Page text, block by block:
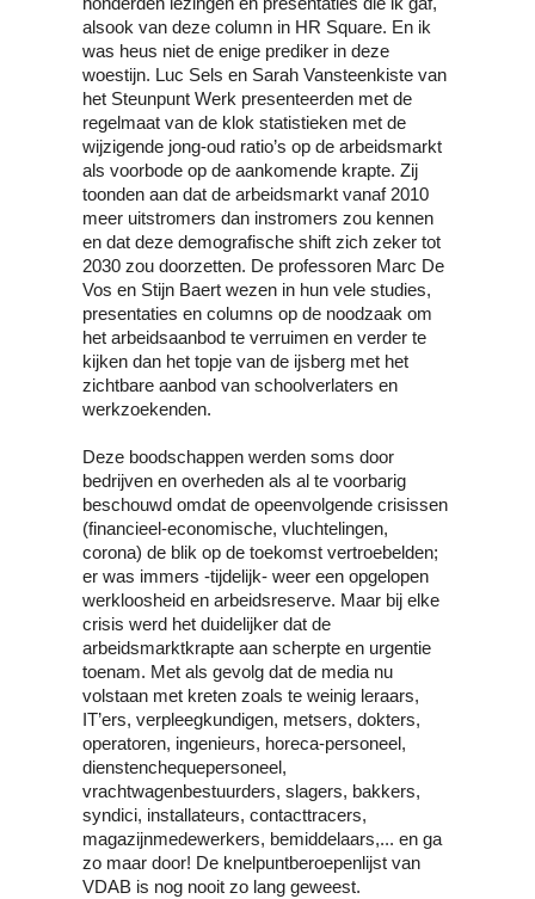
alsook van deze column in HR Square. En ik
was heus niet de enige prediker in deze
woestijn. Luc Sels en Sarah Vansteenkiste van
het Steunpunt Werk presenteerden met de
regelmaat van de klok statistieken met de
wijzigende jong-oud ratio’s op de arbeidsmarkt
als voorbode op de aankomende krapte. Zij
toonden aan dat de arbeidsmarkt vanaf 2010
meer uitstromers dan instromers zou kennen
en dat deze demografische shift zich zeker tot
2030 zou doorzetten. De professoren Marc De
Vos en Stijn Baert wezen in hun vele studies,
presentaties en columns op de noodzaak om
het arbeidsaanbod te verruimen en verder te
kijken dan het topje van de ijsberg met het
zichtbare aanbod van schoolverlaters en
werkzoekenden.
Deze boodschappen werden soms door
bedrijven en overheden als al te voorbarig
beschouwd omdat de opeenvolgende crisissen
(financieel-economische, vluchtelingen,
corona) de blik op de toekomst vertroebelden;
er was immers -tijdelijk- weer een opgelopen
werkloosheid en arbeidsreserve. Maar bij elke
crisis werd het duidelijker dat de
arbeidsmarktkrapte aan scherpte en urgentie
toenam. Met als gevolg dat de media nu
volstaan met kreten zoals te weinig leraars,
IT’ers, verpleegkundigen, metsers, dokters,
operatoren, ingenieurs, horeca-personeel,
dienstenchequepersoneel,
vrachtwagenbestuurders, slagers, bakkers,
syndici, installateurs, contacttracers,
magazijnmedewerkers, bemiddelaars,... en ga
zo maar door! De knelpuntberoepenlijst van
VDAB is nog nooit zo lang geweest.